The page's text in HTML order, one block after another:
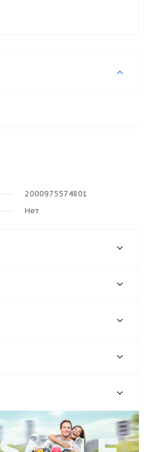
2000975574801
Нет